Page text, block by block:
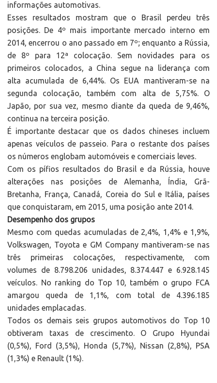
informações automotivas.
Esses resultados mostram que o Brasil perdeu três
posições. De 4º mais importante mercado interno em
2014, encerrou o ano passado em 7º; enquanto a Rússia,
de 8º para 12ª colocação. Sem novidades para os
primeiros colocados, a China segue na liderança com
alta acumulada de 6,44%. Os EUA mantiveram-se na
segunda colocação, também com alta de 5,75%. O
Japão, por sua vez, mesmo diante da queda de 9,46%,
continua na terceira posição.
É importante destacar que os dados chineses incluem
apenas veículos de passeio. Para o restante dos países
os números englobam automóveis e comerciais leves.
Com os pífios resultados do Brasil e da Rússia, houve
alterações nas posições de Alemanha, Índia, Grã-
Bretanha, França, Canadá, Coreia do Sul e Itália, países
que conquistaram, em 2015, uma posição ante 2014.
Desempenho dos grupos
Mesmo com quedas acumuladas de 2,4%, 1,4% e 1,9%,
Volkswagen, Toyota e GM Company mantiveram-se nas
três primeiras colocações, respectivamente, com
volumes de 8.798.206 unidades, 8.374.447 e 6.928.145
veículos. No ranking do Top 10, também o grupo FCA
amargou queda de 1,1%, com total de 4.396.185
unidades emplacadas.
Todos os demais seis grupos automotivos do Top 10
obtiveram taxas de crescimento. O Grupo Hyundai
(0,5%), Ford (3,5%), Honda (5,7%), Nissan (2,8%), PSA
(1,3%) e Renault (1%).